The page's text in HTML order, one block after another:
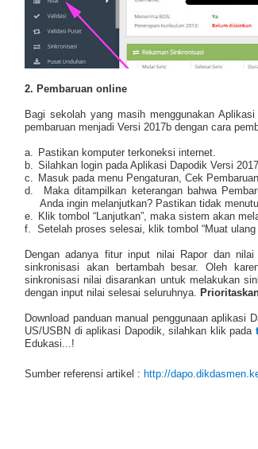
2. Pembaruan online
Bagi sekolah yang masih menggunakan
pembaruan menjadi Versi 2017b dengan cara
a.
Pastikan komputer terkoneksi internet.
b.
Silahkan login pada Aplikasi Dapodik Versi
c.
Masuk pada menu Pengaturan, Cek
d.
Maka ditampilkan keterangan bahwa
Anda ingin melanjutkan? Pastikan tidak
e.
Klik tombol “Lanjutkan”, maka sistem akan
f.
Setelah proses selesai, klik tombol “Muat ulang
Dengan adanya fitur input nilai Rapor dan
sinkronisasi akan bertambah besar. Oleh
sinkronisasi nilai disarankan untuk melakukan
dengan input nilai selesai seluruhnya.
Download panduan manual penggunaan aplikasi
US/USBN di aplikasi Dapodik, silahkan klik pada
Edukasi...!
Sumber referensi artikel : http://